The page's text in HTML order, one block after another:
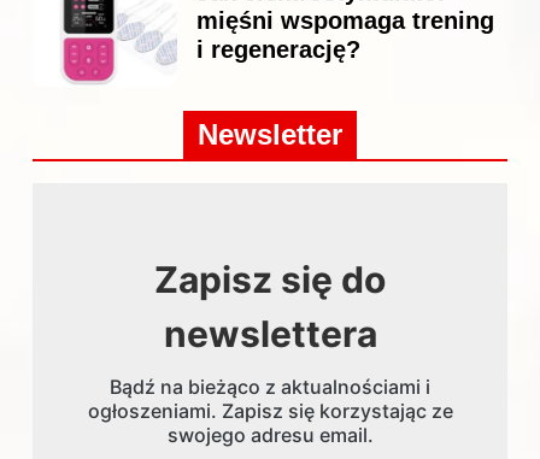
mięśni wspomaga trening
i regenerację?
Newsletter
Zapisz się do
newslettera
Bądź na bieżąco z aktualnościami i
ogłoszeniami. Zapisz się korzystając ze
swojego adresu email.